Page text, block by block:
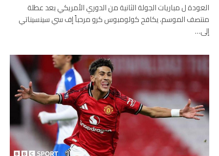
العودة ل مباريات الجولة الثانية من الدوري الأمريكي بعد عطلة
منتصف الموسم، يكافح كولومبوس كرو مرحباً إف سي سينسيناتي
إلى…